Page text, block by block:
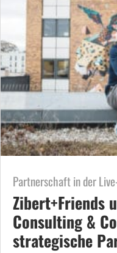
Partnerschaft in der
Zibert+Friends
Consulting &
strategische